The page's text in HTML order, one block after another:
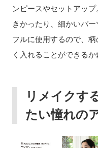
ンピースやセットアッ
きかったり、細かいパ
フルに使用するので、
く入れることができるか
リメイクす
たい憧れの